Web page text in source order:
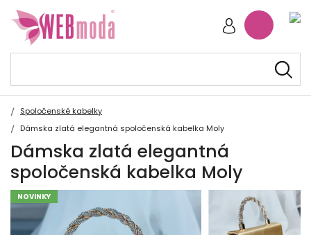
Spoločenské kabelky
Dámska zlatá elegantná spoločenská kabelka Moly
Dámska zlatá elegantná
spoločenská kabelka Moly
NOVINKY